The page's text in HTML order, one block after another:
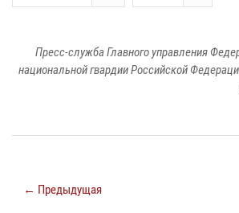
Пресс-служба Главного управления
национальной гвардии Российской
← Предыдущая